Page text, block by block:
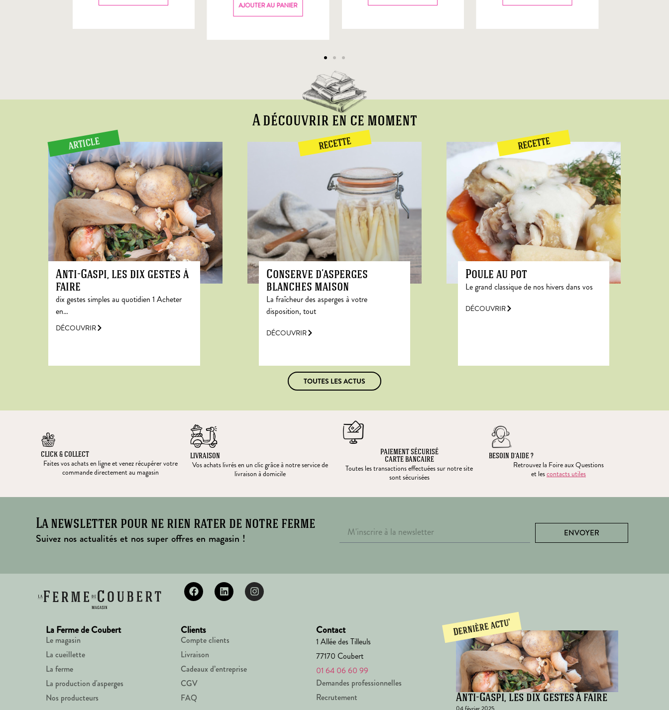
AJOUTER AU PANIER
A découvrir en ce moment
ARTICLE
Anti-Gaspi, les dix gestes à
faire
dix gestes simples au quotidien 1 Acheter
en…
DÉCOUVRIR
RECETTE
Conserve d’asperges
blanches maison
La fraîcheur des asperges à votre
disposition, tout
DÉCOUVRIR
RECETTE
Poule au pot
Le grand classique de nos hivers dans vos
DÉCOUVRIR
TOUTES LES ACTUS
CLICK & COLLECT
Faites vos achats en ligne et venez récupérer votre
commande directement au magasin
LIVRAISON
Vos achats livrés en un clic grâce à notre service de
livraison à domicile
PAIEMENT SÉCURISÉ
CARTE BANCAIRE
Toutes les transactions effectuées sur notre site
sont sécurisées
BESOIN D’AIDE ?
Retrouvez la Foire aux Questions
et lescontacts utiles
La newsletter pour ne rien rater de notre ferme
Suivez nos actualités et nos super offres en magasin !
ENVOYER
La Ferme de Coubert
Le magasin
La cueillette
La ferme
La production d'asperges
Nos producteurs
Clients
Compte clients
Livraison
Cadeaux d’entreprise
CGV
FAQ
Contact
1 Allée des Tilleuls
77170 Coubert
01 64 06 60 99
Demandes professionnelles
Recrutement
Anti-Gaspi, les dix gestes à faire
Dernière actu'